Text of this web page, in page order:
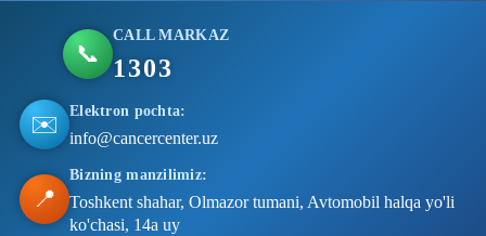
📞
CALL MARKAZ
1303
✉️ Elektron pochta:
info@cancercenter.uz
📍
Bizning manzilimiz:
Toshkent shahar, Olmazor tumani, Avtomobil halqa yo'li
ko'chasi, 14a uy